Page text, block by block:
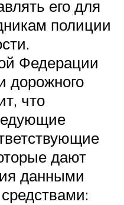
его для
полиции
Федерации
дорожного
что
дают
данными